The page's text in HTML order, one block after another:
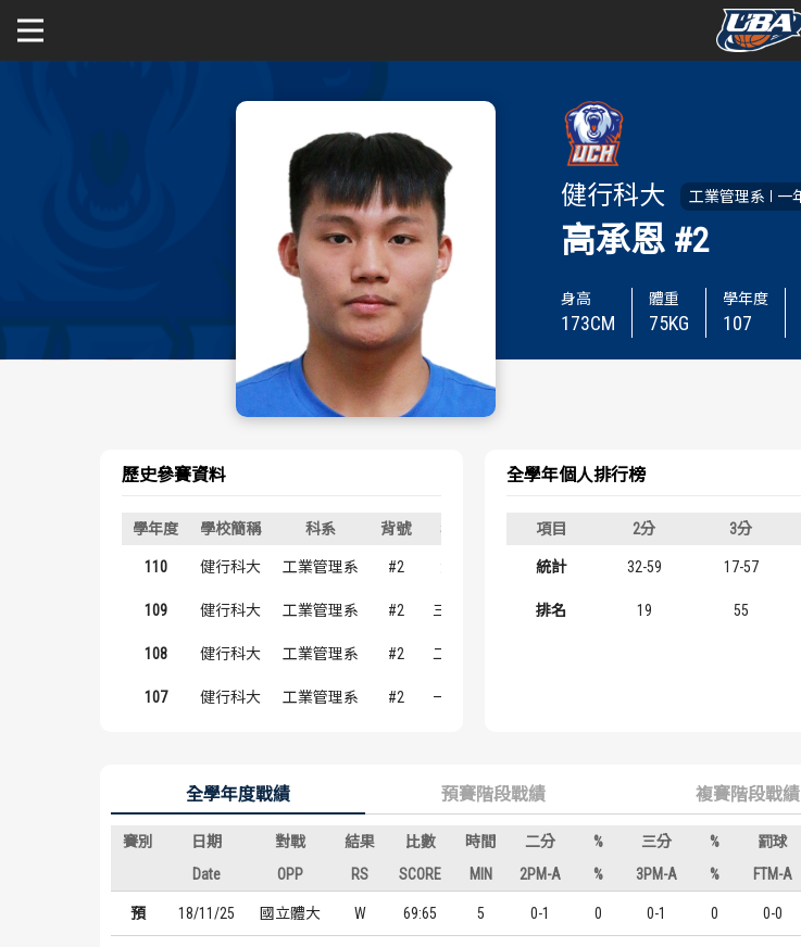
賽程表
球隊
歷屆個
賽程表
球隊
歷屆個
新聞
健行科大 工業管理系 一
高承恩 #2
身高
173CM
體重
75KG
學年度
107
歷史參賽資料
學年度 學校簡稱 科系 背號 年級
110 健行科大 工業管理系 #2 大四
109 健行科大 工業管理系 #2 三年級
108 健行科大 工業管理系 #2 二年級
107 健行科大 工業管理系 #2 一年級
全學年個人排行榜
項目 2分 3分
統計 32-59 17-57
排名 19 55
全學年度戰績 預賽階段戰績 複賽階段戰績
賽別 日期 對戰 結果 比數 時間 二分 % 三分 % 罰球
Date
OPP RS SCORE MIN 2PM-A % 3PM-A % FTM-A
預 18/11/25 國立體大 W 69:65 5 0-1 0 0-1 0 0-0